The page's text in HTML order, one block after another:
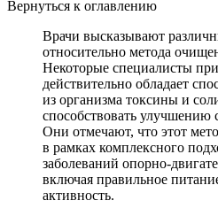
Вернуться к оглавлению
Врачи высказывают
относительно метода
Некоторые специалисты
действительно обладает
из организма токсины и
способствовать улучшению
Они отмечают, что этот
в рамках комплексного
заболеваний опорно-
включая правильное
активность.